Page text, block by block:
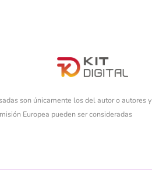
son únicamente los del autor o autores y
Europea pueden ser consideradas